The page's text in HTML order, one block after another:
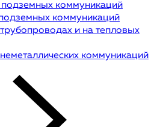
подземных коммуникаций
коммуникаций
и на тепловых
неметаллических коммуникаций